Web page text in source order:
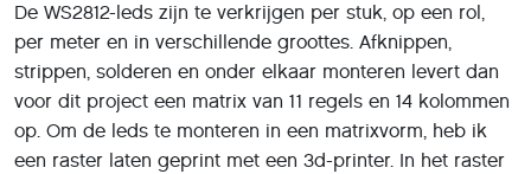
De WS2812-leds zijn te verkrijgen per stuk, op een rol,
per meter en in verschillende groottes. Afknippen,
strippen, solderen en onder elkaar monteren levert dan
voor dit project een matrix van 11 regels en 14 kolommen
op. Om de leds te monteren in een matrixvorm, heb ik
een raster laten geprint met een 3d-printer. In het raster